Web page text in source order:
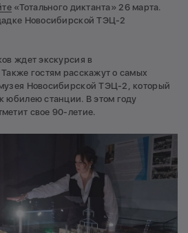
«Тотального диктанта» 26 марта.
Новосибирской ТЭЦ-2
ждет экскурсия в
гостям расскажут о самых
Новосибирской ТЭЦ-2, который
юбилею станции. В этом году
свое 90-летие.